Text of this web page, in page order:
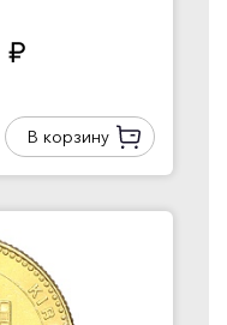
руб.
В корзину